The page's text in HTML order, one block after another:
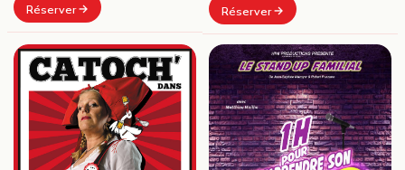
Réserver Réserver